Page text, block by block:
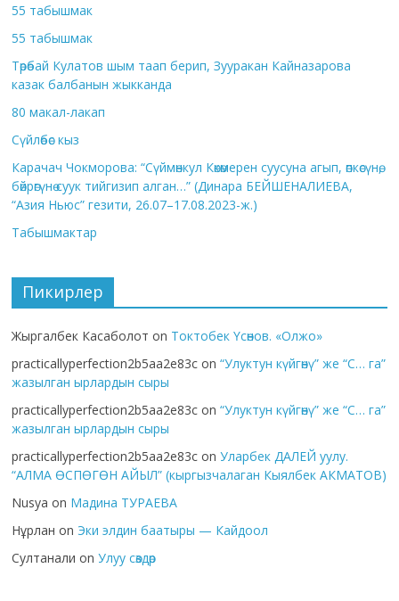
55 табышмак
55 табышмак
Төрөбай Кулатов шым таап берип, Зууракан Кайназарова
казак балбанын жыкканда
80 макал-лакап
Сүйлөбөс кыз
Карачач Чокморова: “Сүймөнкул Көкөмерен суусуна агып, өпкөсүнө,
бөйрөгүнө суук тийгизип алган…” (Динара БЕЙШЕНАЛИЕВА,
“Азия Ньюс” гезити, 26.07–17.08.2023-ж.)
Табышмактар
Пикирлер
Жыргалбек Касаболот on Токтобек Үсөнов. «Олжо»
practicallyperfection2b5aa2e83c on“Улуктун күйгөнү” же “С… га”
жазылган ырлардын сыры
practicallyperfection2b5aa2e83c on“Улуктун күйгөнү” же “С… га”
жазылган ырлардын сыры
practicallyperfection2b5aa2e83c onУларбек ДАЛЕЙ уулу.
“АЛМА ӨСПӨГӨН АЙЫЛ” (кыргызчалаган Кыялбек АКМАТОВ)
Nusya on Мадина ТУРАЕВА
Нұрлан on Эки элдин баатыры — Кайдоол
Султанали onУлуу сөздөр